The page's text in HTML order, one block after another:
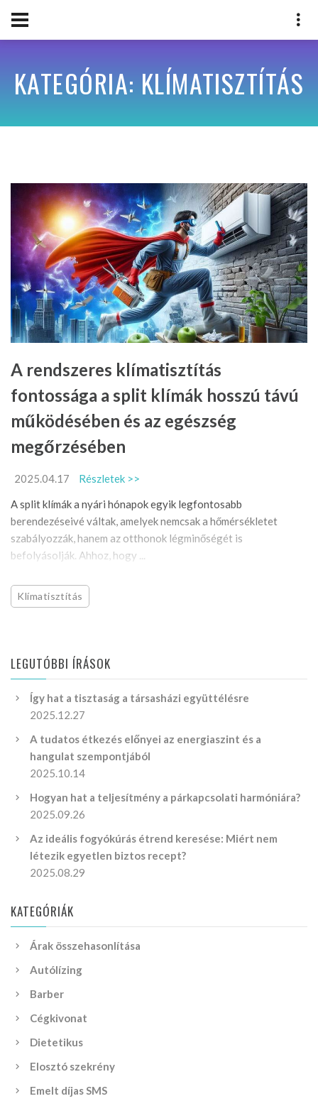
KATEGÓRIA: KLÍMATISZTÍTÁS
A rendszeres klímatisztítás
fontossága a split klímák hosszú távú
működésében és az egészség
megőrzésében
2025.04.17
Részletek >>
A split klímák a nyári hónapok egyik legfontosabb
berendezéseivé váltak, amelyek nemcsak a hőmérsékletet
szabályozzák, hanem az otthonok légminőségét is
befolyásolják. Ahhoz, hogy ...
Klímatisztítás
LEGUTÓBBI ÍRÁSOK
Így hat a tisztaság a társasházi együttélésre
2025.12.27
A tudatos étkezés előnyei az energiaszint és a
hangulat szempontjából
2025.10.14
Hogyan hat a teljesítmény a párkapcsolati harmóniára?
2025.09.26
Az ideális fogyókúrás étrend keresése: Miért nem
létezik egyetlen biztos recept?
2025.08.29
KATEGÓRIÁK
Árak összehasonlítása
Autólízing
Barber
Cégkivonat
Dietetikus
Elosztó szekrény
Emelt díjas SMS